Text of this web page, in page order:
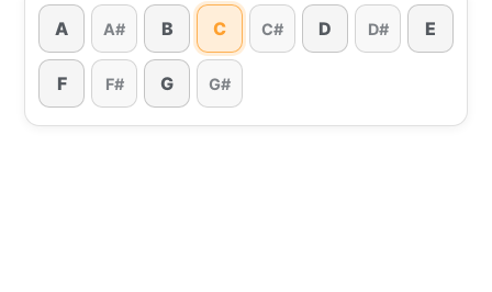
A A# B C C# D D# E
F F# G G#